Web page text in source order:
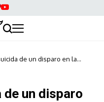
de un disparo en la
un disparo